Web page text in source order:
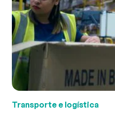
Transporte e logística